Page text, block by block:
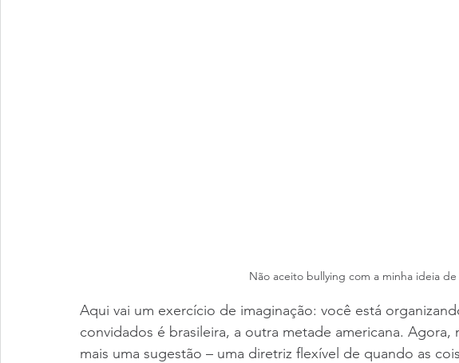
Não aceito bullying com a minha ideia de
Aqui vai um exercício de imaginação: você está
convidados é brasileira, a outra metade americana.
mais uma sugestão – uma diretriz flexível de quando as